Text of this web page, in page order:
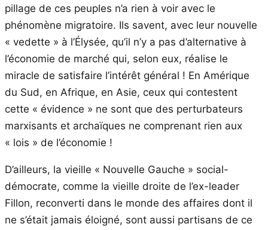
pillage de ces peuples n’a rien à voir avec le
phénomène migratoire. Ils savent, avec leur nouvelle
« vedette » à l’Élysée, qu’il n’y a pas d’alternative à
l’économie de marché qui, selon eux, réalise le
miracle de satisfaire l’intérêt général ! En Amérique
du Sud, en Afrique, en Asie, ceux qui contestent
cette « évidence » ne sont que des perturbateurs
marxisants et archaïques ne comprenant rien aux
« lois » de l’économie !
D’ailleurs, la vieille « Nouvelle Gauche » social-
démocrate, comme la vieille droite de l’ex-leader
Fillon, reconverti dans le monde des affaires dont il
ne s’était jamais éloigné, sont aussi partisans de ce